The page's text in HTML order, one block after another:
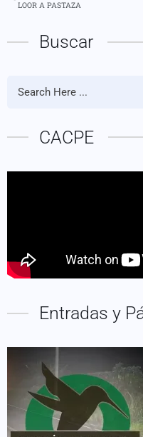
LOOR A PASTAZA
Buscar
CACPE
Entradas y